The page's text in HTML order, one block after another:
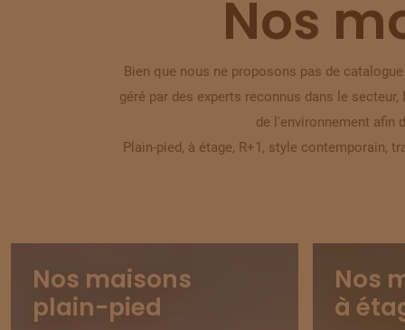
Nos
Bien que nous ne proposons pas de
géré par des experts reconnus dans le
de l'environnement afin
Plain-pied, à étage, R+1, style contemporain,
Nos maisons
plain-pied
Nos
à